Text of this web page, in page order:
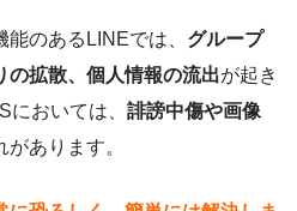
のあるLINEでは、 グループ
の拡散、個人情報の流出が起き
おいては、 誹謗中傷や画像
あります。